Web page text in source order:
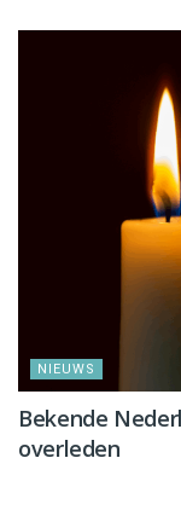
NIEUWS
Bekende
overleden